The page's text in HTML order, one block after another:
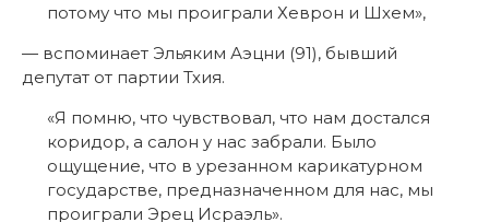
потому что мы проиграли Хеврон и Шхем»,
— вспоминает Эльяким Аэцни (91), бывший
депутат от партии Тхия.
«Я помню, что чувствовал, что нам достался
коридор, а салон у нас забрали. Было
ощущение, что в урезанном карикатурном
государстве, предназначенном для нас, мы
проиграли Эрец Исраэль».